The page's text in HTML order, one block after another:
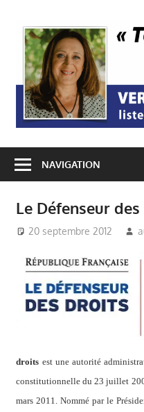
contenu
NAVIGATION
Le Défenseur
20 septembre 2012
droits est une autorité
constitutionnelle du 23 juillet
mars 2011. Nommé par le